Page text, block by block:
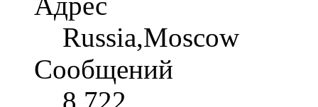
Russia,Moscow
Сообщений